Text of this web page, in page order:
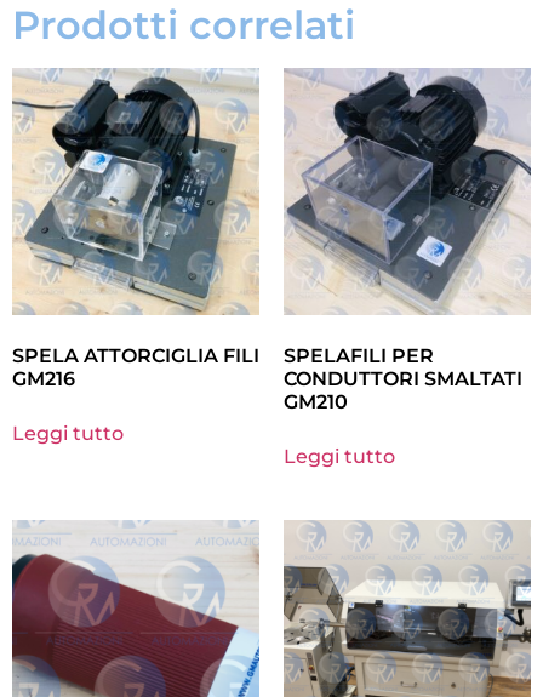
Prodotti correlati
SPELA ATTORCIGLIA FILI
GM216
Leggi tutto
SPELAFILI PER
CONDUTTORI SMALTATI
GM210
Leggi tutto